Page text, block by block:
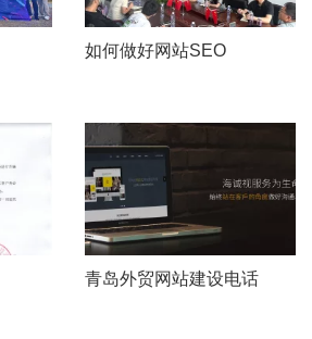
如何做好网站SEO
青岛外贸网站建设电话